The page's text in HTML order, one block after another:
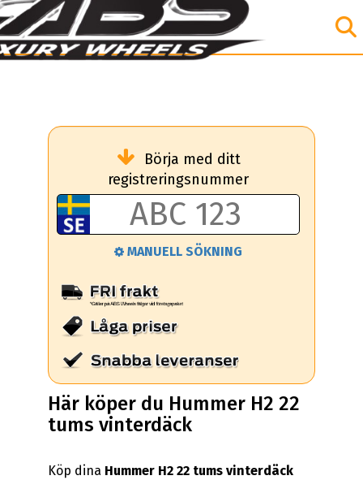
Börja med ditt
registreringsnummer
MANUELL SÖKNING
Här köper du Hummer H2 22
tums vinterdäck
Köp dina Hummer H2 22 tums vinterdäck